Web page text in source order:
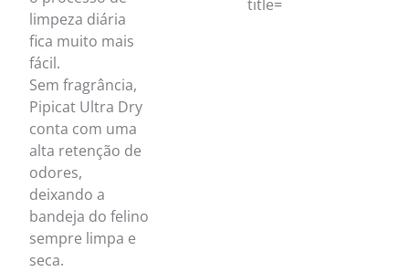
limpeza diária
fica muito mais
fácil.
Sem fragrância,
Pipicat Ultra Dry
conta com uma
alta retenção de
odores,
deixando a
bandeja do felino
sempre limpa e
seca.